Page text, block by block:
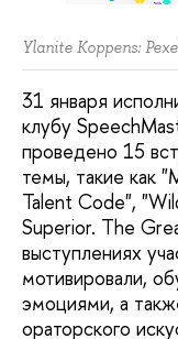
Ylanite Koppens:
31 января
клубу
проведено 15
темы, такие как
Talent Code",
Superior. The
выступлениях
мотивировали,
эмоциями, а
ораторского